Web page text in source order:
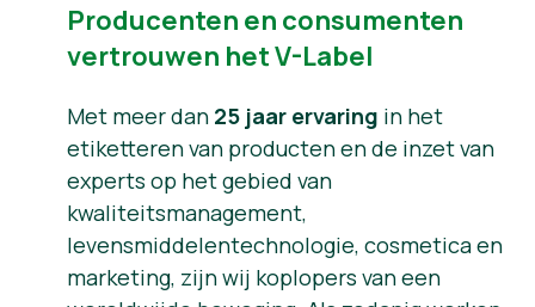
Producenten en consumenten
vertrouwen het V-Label
Met meer dan 25 jaar ervaring in het
etiketteren van producten en de inzet van
experts op het gebied van
kwaliteitsmanagement,
levensmiddelentechnologie, cosmetica en
marketing, zijn wij koplopers van een